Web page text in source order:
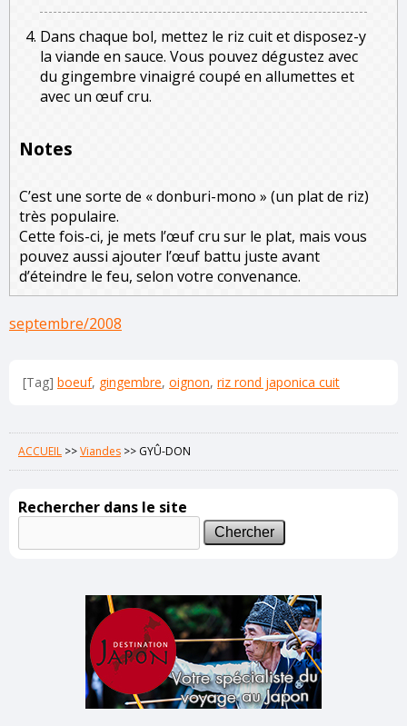
Dans chaque bol, mettez le riz cuit et disposez-y
la viande en sauce. Vous pouvez dégustez avec
du gingembre vinaigré coupé en allumettes et
avec un œuf cru.
Notes
C’est une sorte de « donburi-mono » (un plat de riz)
très populaire.
Cette fois-ci, je mets l’œuf cru sur le plat, mais vous
pouvez aussi ajouter l’œuf battu juste avant
d’éteindre le feu, selon votre convenance.
septembre/2008
[Tag] boeuf, gingembre, oignon, riz rond japonica cuit
ACCUEIL >>Viandes >> GYÛ-DON
Rechercher dans le site